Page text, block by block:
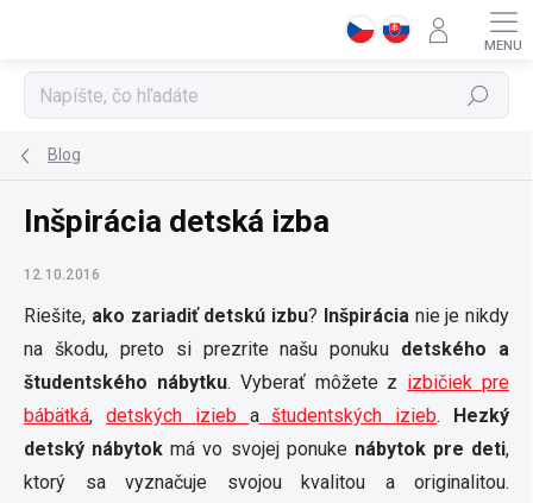
Hľadať
Blog
Inšpirácia detská izba
12.10.2016
Riešite, ako zariadiť detskú izbu? Inšpirácianie je nikdy
na škodu, preto si prezrite našu ponuku detského a
študentského nábytku. Vyberať môžete z izbičiek pre
bábätká, detských izieb aštudentských izieb. Hezký
detský nábytok má vo svojej ponuke nábytok pre deti,
ktorý sa vyznačuje svojou kvalitou a originalitou.